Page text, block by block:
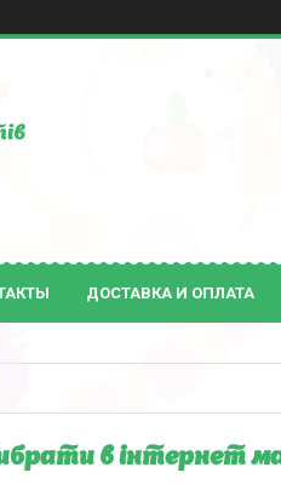
ДОСТАВКА И ОПЛАТА
в інтернет